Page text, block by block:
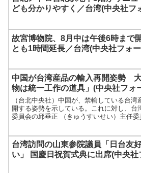
ども分かりやすく／台湾(中央社フ
故宮博物院、8月中は午後6時まで
とも1時間延長／台湾(中央社フォ
中国が台湾産品の輸入再開姿勢
物は統一工作の道具」(中央社フォ
（台北中央社）中国が、禁輸している台
開する姿勢を示している。これに対し、台
委員会の邱垂正 （きゅうすいせい）主任
台湾訪問の山東参院議員「日台友
い」 国慶日祝賀式典に出席(中央